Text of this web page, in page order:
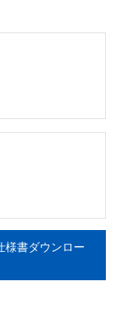
様書ダウンロー